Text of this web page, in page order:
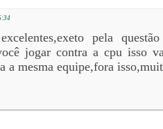
pela
jogar contra a cpu isso
a mesma equipe,fora